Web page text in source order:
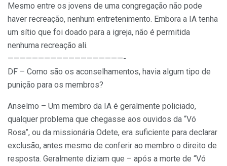
Mesmo entre os jovens de uma congregação não pode
haver recreação, nenhum entretenimento. Embora a IA tenha
um sítio que foi doado para a igreja, não é permitida
nenhuma recreação ali.
———————————————————-
DF – Como são os aconselhamentos, havia algum tipo de
punição para os membros?
Anselmo – Um membro da IA é geralmente policiado,
qualquer problema que chegasse aos ouvidos da “Vó
Rosa”, ou da missionária Odete, era suficiente para declarar
exclusão, antes mesmo de conferir ao membro o direito de
resposta. Geralmente diziam que – após a morte de “Vó